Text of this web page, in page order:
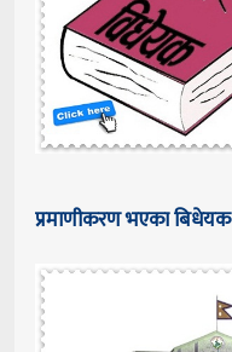
प्रमाणीकरण भएका बिधेयक